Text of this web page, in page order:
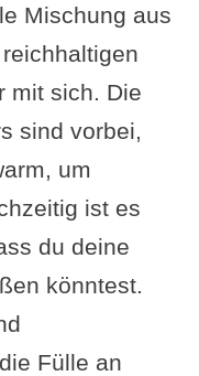
den Garten
Holz und
Mischung aus
mit sich. Die
sind vorbei,
um
ist es
du deine
könntest.
Fülle an